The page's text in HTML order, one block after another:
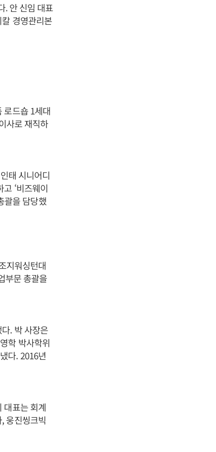
. 안 신임 대표
경영관리본
로드숍 1세대
사로 재직하
태 시니어디
‘비즈웨이
괄을 담당했
지워싱턴대
부문 총괄을
. 박 사장은
학 박사학위
다. 2016년
대표는 회계
웅진씽크빅